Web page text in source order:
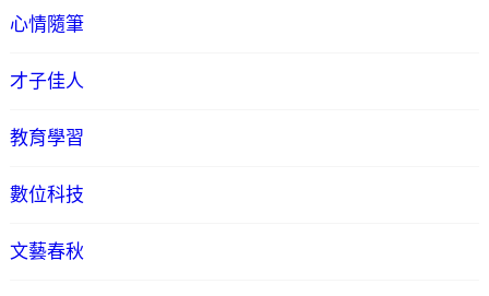
心情隨筆
才子佳人
教育學習
數位科技
文藝春秋